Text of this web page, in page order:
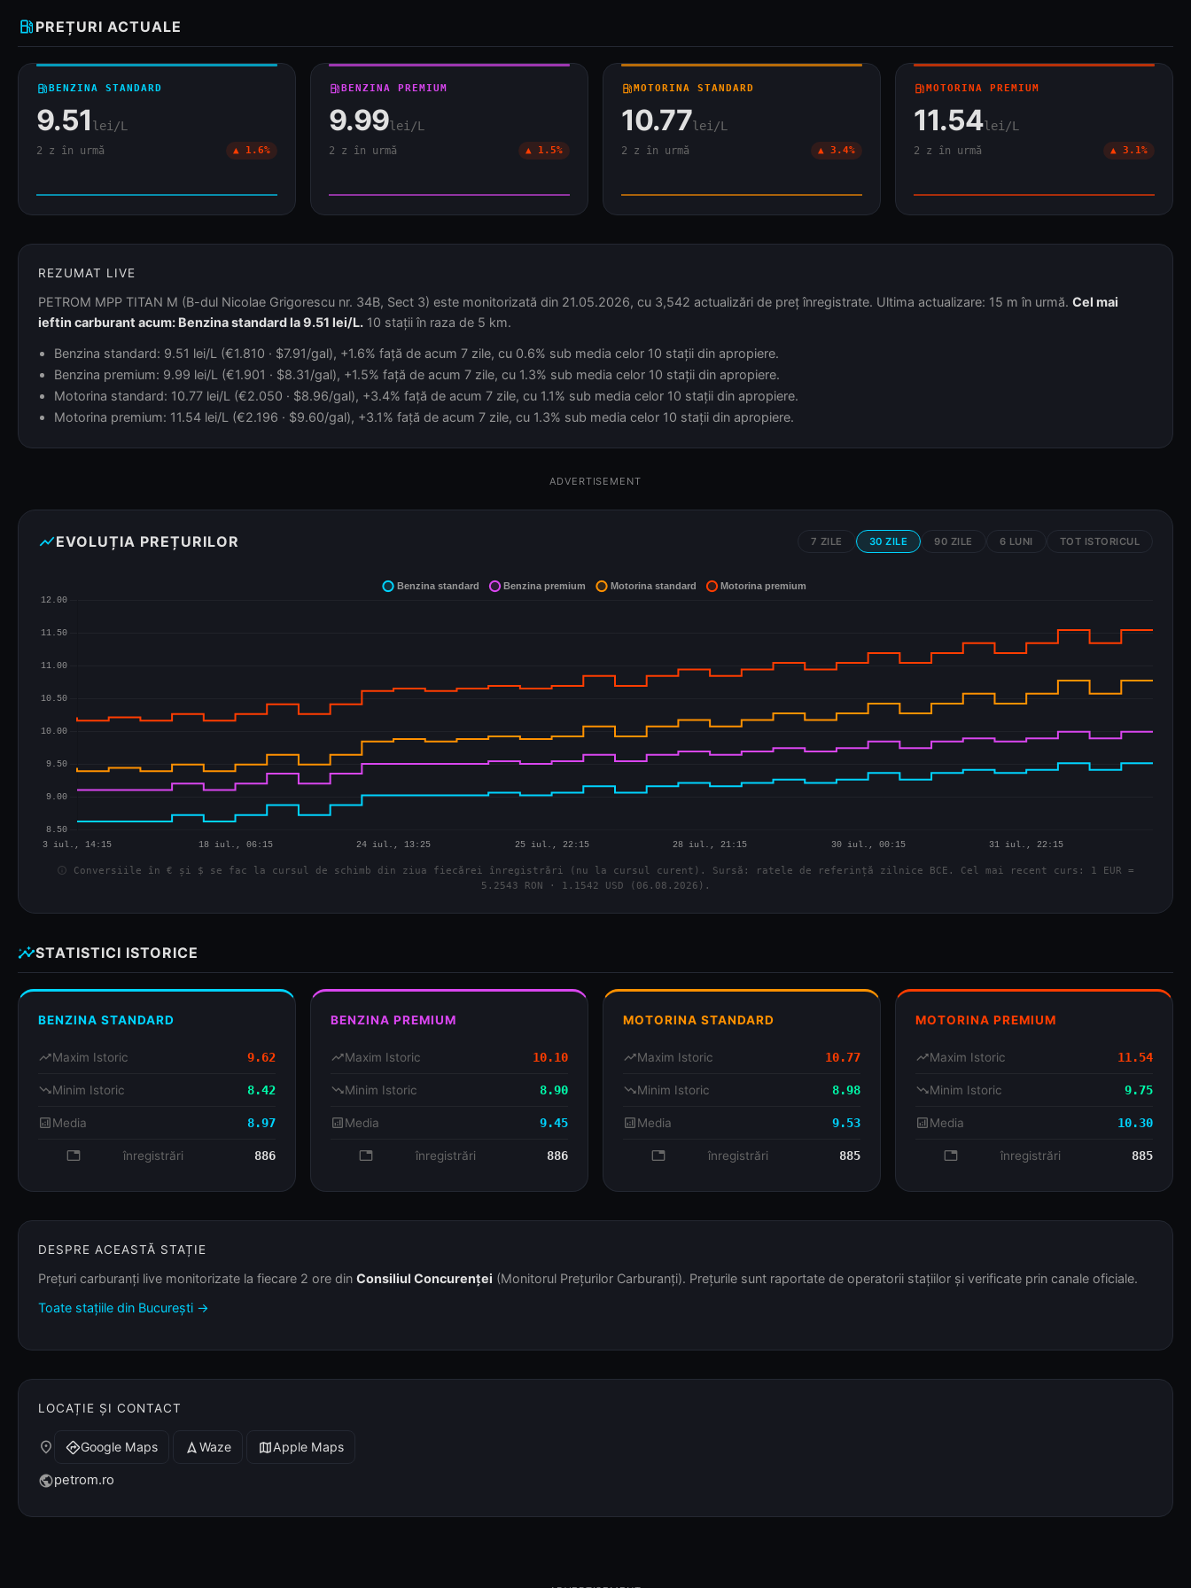
local_gas_station PREȚURI ACTUALE
local_gas_stationBENZINA STANDARD
9.51 lei/L
2 z în urmă ▲ 1.6%
local_gas_stationBENZINA PREMIUM
9.99lei/L
2 z în urmă ▲ 1.5%
local_gas_stationMOTORINA STANDARD
10.77lei/L
2 z în urmă ▲ 3.4%
local_gas_stationMOTORINA PREMIUM
11.54lei/L
2 z în urmă ▲ 3.1%
REZUMAT LIVE
PETROM MPP TITAN M (B-dul Nicolae Grigorescu nr. 34B, Sect 3) este monitorizată din 21.05.2026, cu 3,542 actualizări de preț înregistrate. Ultima actualizare: 15 m în urmă. Cel mai
ieftin carburant acum: Benzina standard la 9.51 lei/L. 10 stații în raza de 5 km.
Benzina standard: 9.51 lei/L (€1.810 · $7.91/gal), +1.6% față de acum 7 zile, cu 0.6% sub media celor 10 stații din apropiere.
Benzina premium: 9.99 lei/L (€1.901 · $8.31/gal), +1.5% față de acum 7 zile, cu 1.3% sub media celor 10 stații din apropiere.
Motorina standard: 10.77 lei/L (€2.050 · $8.96/gal), +3.4% față de acum 7 zile, cu 1.1% sub media celor 10 stații din apropiere.
Motorina premium: 11.54 lei/L (€2.196 · $9.60/gal), +3.1% față de acum 7 zile, cu 1.3% sub media celor 10 stații din apropiere.
ADVERTISEMENT
show_chartEVOLUȚIA PREȚURILOR 7 ZILE 30 ZILE 90 ZILE 6 LUNI TOT ISTORICUL
info
Conversiile în € și $ se fac la cursul de schimb din ziua fiecărei înregistrări (nu la cursul curent). Sursă: ratele de referință zilnice BCE. Cel mai recent curs: 1 EUR =
5.2543 RON · 1.1542 USD (06.08.2026).
insightsSTATISTICI ISTORICE
BENZINA STANDARD
trending_upMaxim Istoric 9.62
trending_downMinim Istoric 8.42
analyticsMedia 8.97
database înregistrări 886
BENZINA PREMIUM
trending_upMaxim Istoric 10.10
trending_downMinim Istoric 8.90
analyticsMedia 9.45
database înregistrări 886
MOTORINA STANDARD
trending_upMaxim Istoric 10.77
trending_downMinim Istoric 8.98
analyticsMedia 9.53
database înregistrări 885
MOTORINA PREMIUM
trending_upMaxim Istoric 11.54
trending_downMinim Istoric 9.75
analyticsMedia 10.30
database înregistrări 885
DESPRE ACEASTĂ STAȚIE
Prețuri carburanți live monitorizate la fiecare 2 ore din Consiliul Concurenței (Monitorul Prețurilor Carburanți). Prețurile sunt raportate de operatorii stațiilor și verificate prin canale oficiale.
Toate stațiile din București →
LOCAȚIE ȘI CONTACT
place directionsGoogle Maps navigation Waze mapApple Maps
publicpetrom.ro